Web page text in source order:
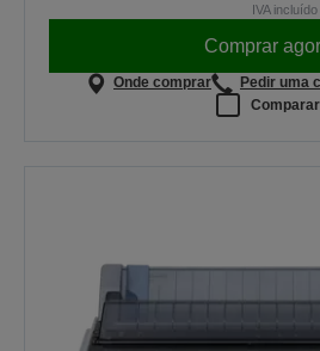
IVA
Comprar
Onde comprar
Pedir uma
Comparar